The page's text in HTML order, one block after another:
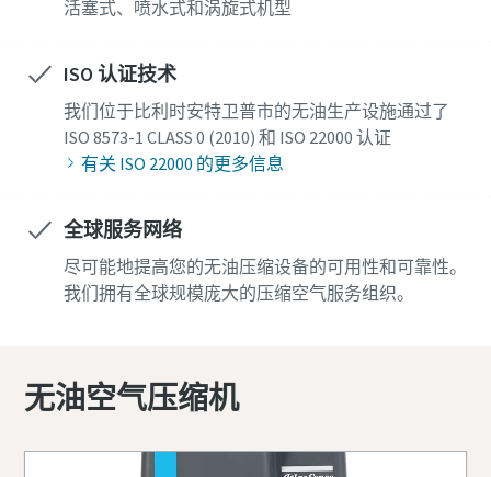
活塞式、喷水式和涡旋式机型
ISO 认证技术
我们位于比利时安特卫普市的无油生产设施通过了
ISO 8573-1 CLASS 0 (2010) 和 ISO 22000 认证
有关 ISO 22000 的更多信息
全球服务网络
尽可能地提高您的无油压缩设备的可用性和可靠性。
我们拥有全球规模庞大的压缩空气服务组织。
无油空气压缩机